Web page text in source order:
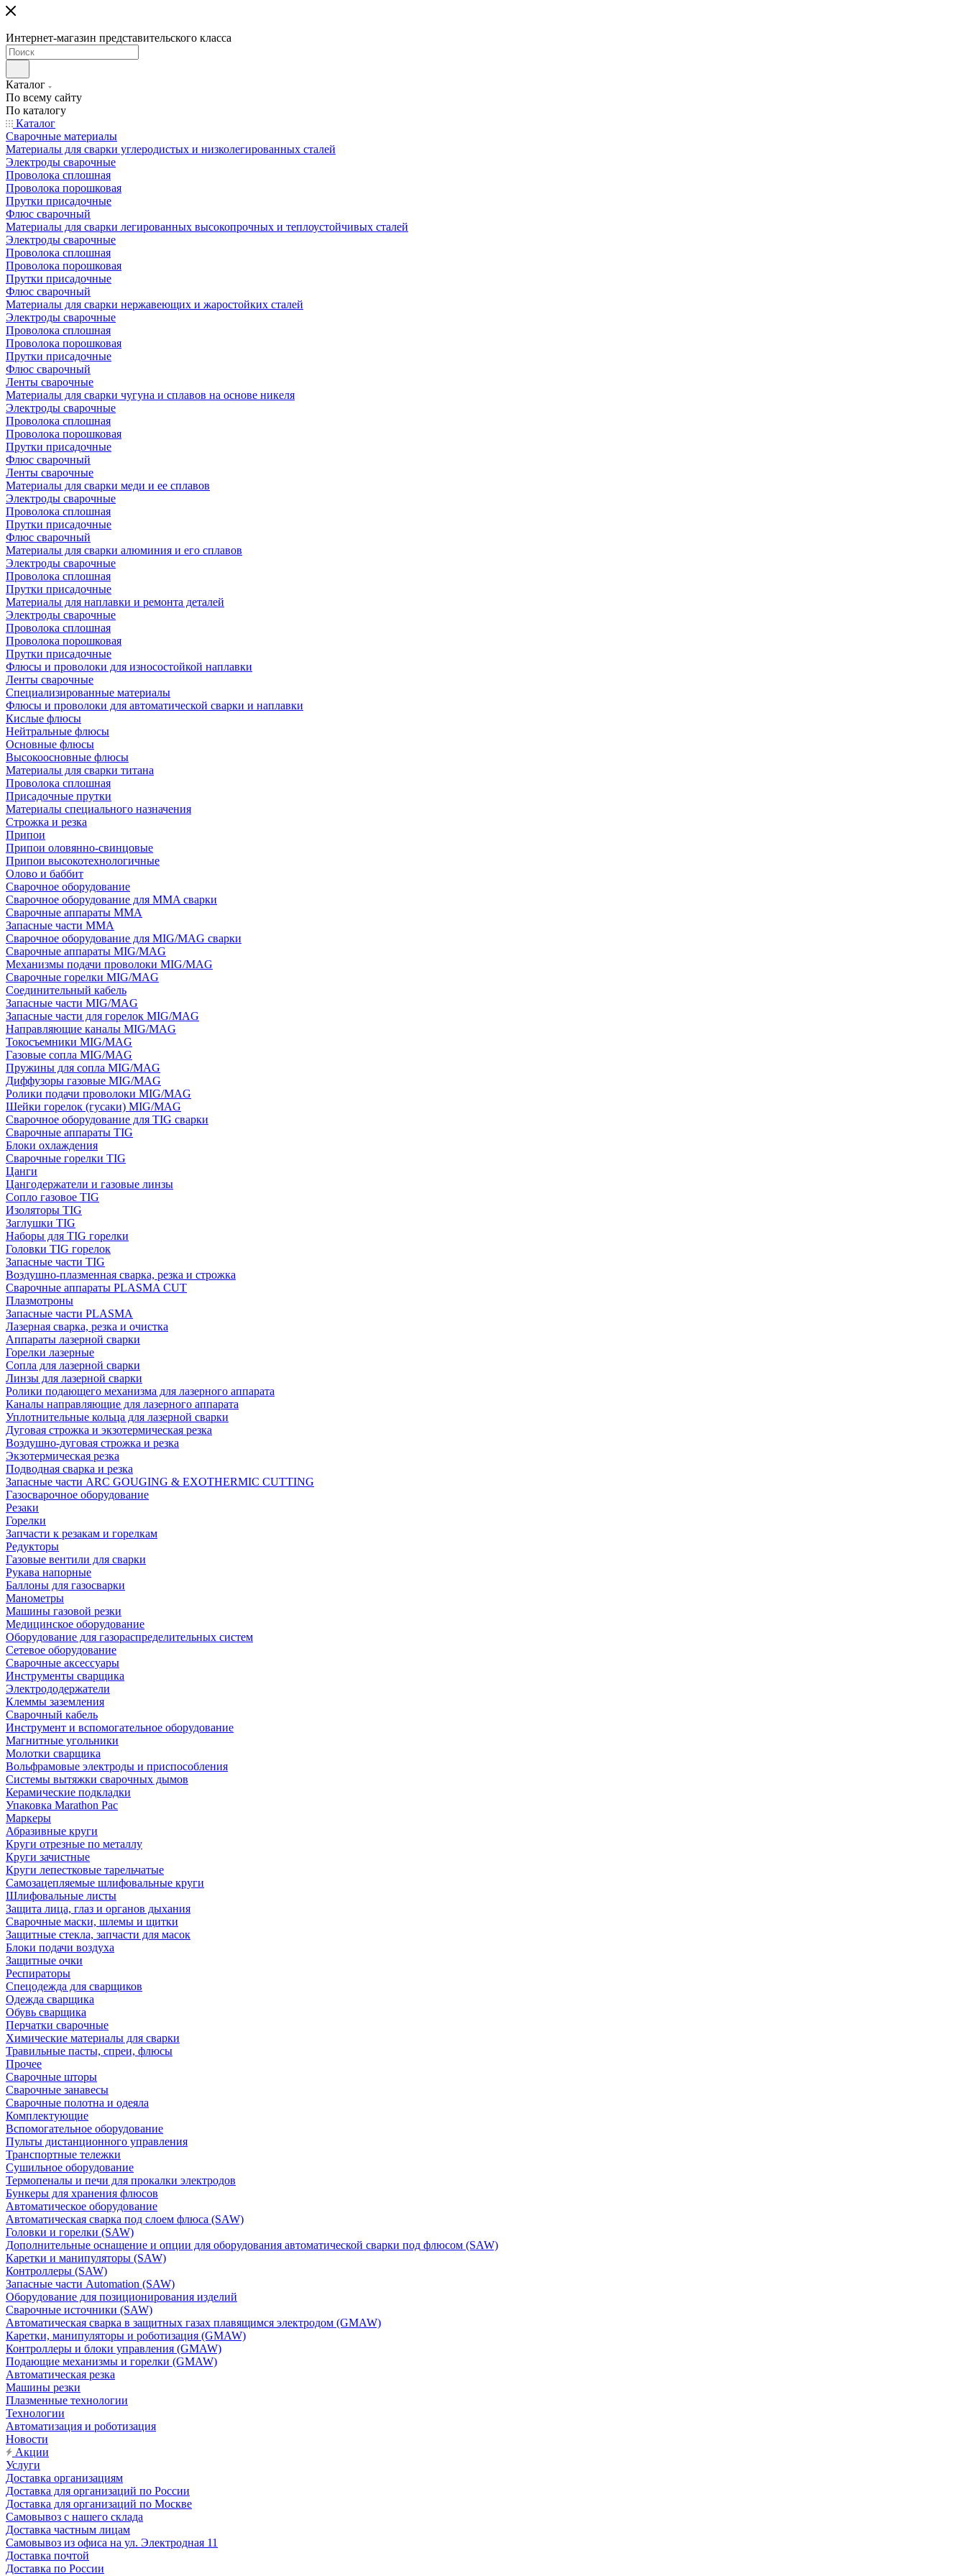
Интернет-магазин представительского класса
Каталог
По всему сайту
По каталогу
Каталог
Сварочные материалы
Материалы для сварки углеродистых и низколегированных сталей
Электроды сварочные
Проволока сплошная
Проволока порошковая
Прутки присадочные
Флюс сварочный
Материалы для сварки легированных высокопрочных и теплоустойчивых сталей
Электроды сварочные
Проволока сплошная
Проволока порошковая
Прутки присадочные
Флюс сварочный
Материалы для сварки нержавеющих и жаростойких сталей
Электроды сварочные
Проволока сплошная
Проволока порошковая
Прутки присадочные
Флюс сварочный
Ленты сварочные
Материалы для сварки чугуна и сплавов на основе никеля
Электроды сварочные
Проволока сплошная
Проволока порошковая
Прутки присадочные
Флюс сварочный
Ленты сварочные
Материалы для сварки меди и ее сплавов
Электроды сварочные
Проволока сплошная
Прутки присадочные
Флюс сварочный
Материалы для сварки алюминия и его сплавов
Электроды сварочные
Проволока сплошная
Прутки присадочные
Материалы для наплавки и ремонта деталей
Электроды сварочные
Проволока сплошная
Проволока порошковая
Прутки присадочные
Флюсы и проволоки для износостойкой наплавки
Ленты сварочные
Специализированные материалы
Флюсы и проволоки для автоматической сварки и наплавки
Кислые флюсы
Нейтральные флюсы
Основные флюсы
Высокоосновные флюсы
Материалы для сварки титана
Проволока сплошная
Присадочные прутки
Материалы специального назначения
Строжка и резка
Припои
Припои оловянно-свинцовые
Припои высокотехнологичные
Олово и баббит
Сварочное оборудование
Сварочное оборудование для MMA сварки
Сварочные аппараты MMA
Запасные части MMA
Сварочное оборудование для MIG/MAG сварки
Сварочные аппараты MIG/MAG
Механизмы подачи проволоки MIG/MAG
Сварочные горелки MIG/MAG
Соединительный кабель
Запасные части MIG/MAG
Запасные части для горелок MIG/MAG
Направляющие каналы MIG/MAG
Токосъемники MIG/MAG
Газовые сопла MIG/MAG
Пружины для сопла MIG/MAG
Диффузоры газовые MIG/MAG
Ролики подачи проволоки MIG/MAG
Шейки горелок (гусаки) MIG/MAG
Сварочное оборудование для TIG сварки
Сварочные аппараты TIG
Блоки охлаждения
Сварочные горелки TIG
Цанги
Цангодержатели и газовые линзы
Сопло газовое TIG
Изоляторы TIG
Заглушки TIG
Наборы для TIG горелки
Головки TIG горелок
Запасные части TIG
Воздушно-плазменная сварка, резка и строжка
Сварочные аппараты PLASMA CUT
Плазмотроны
Запасные части PLASMA
Лазерная сварка, резка и очистка
Аппараты лазерной сварки
Горелки лазерные
Сопла для лазерной сварки
Линзы для лазерной сварки
Ролики подающего механизма для лазерного аппарата
Каналы направляющие для лазерного аппарата
Уплотнительные кольца для лазерной сварки
Дуговая строжка и экзотермическая резка
Воздушно-дуговая строжка и резка
Экзотермическая резка
Подводная сварка и резка
Запасные части ARC GOUGING & EXOTHERMIC CUTTING
Газосварочное оборудование
Резаки
Горелки
Запчасти к резакам и горелкам
Редукторы
Газовые вентили для сварки
Рукава напорные
Баллоны для газосварки
Манометры
Машины газовой резки
Медицинское оборудование
Оборудование для газораспределительных систем
Сетевое оборудование
Сварочные аксессуары
Инструменты сварщика
Электрододержатели
Клеммы заземления
Сварочный кабель
Инструмент и вспомогательное оборудование
Магнитные угольники
Молотки сварщика
Вольфрамовые электроды и приспособления
Системы вытяжки сварочных дымов
Керамические подкладки
Упаковка Marathon Pac
Маркеры
Абразивные круги
Круги отрезные по металлу
Круги зачистные
Круги лепестковые тарельчатые
Самозацепляемые шлифовальные круги
Шлифовальные листы
Защита лица, глаз и органов дыхания
Сварочные маски, шлемы и щитки
Защитные стекла, запчасти для масок
Блоки подачи воздуха
Защитные очки
Респираторы
Спецодежда для сварщиков
Одежда сварщика
Обувь сварщика
Перчатки сварочные
Химические материалы для сварки
Травильные пасты, спреи, флюсы
Прочее
Сварочные шторы
Сварочные занавесы
Сварочные полотна и одеяла
Комплектующие
Вспомогательное оборудование
Пульты дистанционного управления
Транспортные тележки
Сушильное оборудование
Термопеналы и печи для прокалки электродов
Бункеры для хранения флюсов
Автоматическое оборудование
Автоматическая сварка под слоем флюса (SAW)
Головки и горелки (SAW)
Дополнительные оснащение и опции для оборудования автоматической сварки под флюсом (SAW)
Каретки и манипуляторы (SAW)
Контроллеры (SAW)
Запасные части Automation (SAW)
Оборудование для позиционирования изделий
Сварочные источники (SAW)
Автоматическая сварка в защитных газах плавящимся электродом (GMAW)
Каретки, манипуляторы и роботизация (GMAW)
Контроллеры и блоки управления (GMAW)
Подающие механизмы и горелки (GMAW)
Автоматическая резка
Машины резки
Плазменные технологии
Технологии
Автоматизация и роботизация
Новости
Акции
Услуги
Доставка организациям
Доставка для организаций по России
Доставка для организаций по Москве
Самовывоз с нашего склада
Доставка частным лицам
Самовывоз из офиса на ул. Электродная 11
Доставка почтой
Доставка по России